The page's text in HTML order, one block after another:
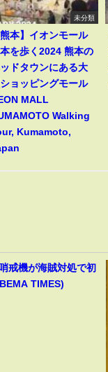
未分類
熊本】イオンモール
を歩く2024 熊本の
ドタウンにある大
ョッピングモール
MALL
Walking
Kumamoto,
戒機が海賊対処で初
TIMES)